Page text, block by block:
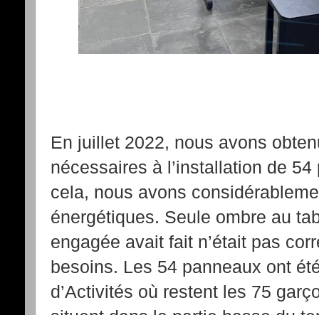
En juillet 2022, nous avons
nécessaires à l’installation de
cela, nous avons
énergétiques. Seule ombre au
engagée avait fait n’était pas
besoins. Les 54 panneaux ont
d’Activités où restent les 75